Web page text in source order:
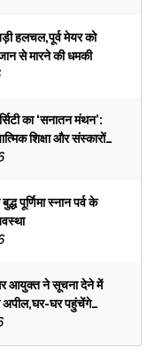
हलचल,पूर्व मेयर को
से मारने की धमकी
का ‘सनातन मंथन’:
शिक्षा और संस्कारों
पूर्णिमा स्नान पर्व के
आयुक्त ने सूचना देने में
अपील,घर-घर पहुंचेंगे